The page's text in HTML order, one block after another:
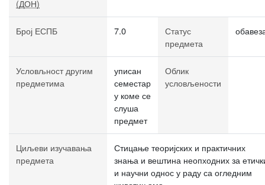
(ДОН)
Број ЕСПБ 7.0
Статус
предмета
Условљност другим
предметима
уписан
семестар
у коме се
слуша
предмет
Облик
условљености
Циљеви изучавања
предмета
Стицање теоријских и практичних
знања и вештина неопходних за
и научни однос у раду са огледним